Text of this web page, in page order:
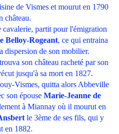
de Vismes et mourut en 1790
château.
cavalerie, partit pour l'émigration
Belloy-Rogeant, ce qui entraina
dispersion de son mobilier.
son château racheté par son
jusqu'à sa mort en 1827.
Vismes, quitta alors Abbeville
son épouse Marie-Jeanne de
à Miannay où il mourut en
le 3ème de ses fils, qui y
en 1882.